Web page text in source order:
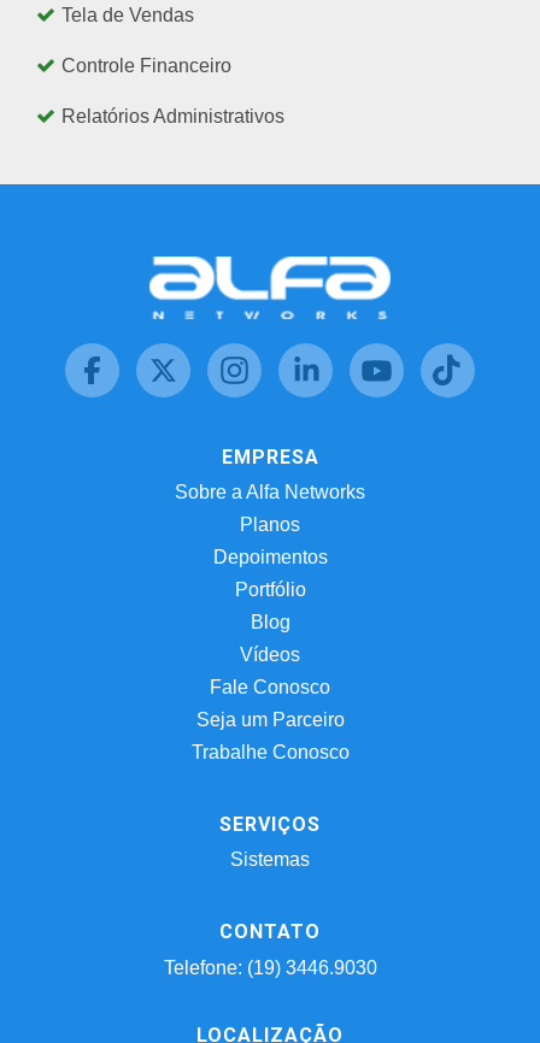
Tela de Vendas
Controle Financeiro
Relatórios Administrativos
EMPRESA
Sobre a Alfa Networks
Planos
Depoimentos
Portfólio
Blog
Vídeos
Fale Conosco
Seja um Parceiro
Trabalhe Conosco
SERVIÇOS
Sistemas
CONTATO
Telefone: (19) 3446.9030
LOCALIZAÇÃO